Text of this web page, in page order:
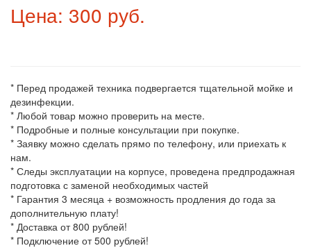
Цена: 300 руб.
* Перед продажей техника подвергается тщательной мойке и
дезинфекции.
* Любой товар можно проверить на месте.
* Подробные и полные консультации при покупке.
* Заявку можно сделать прямо по телефону, или приехать к
нам.
* Следы эксплуатации на корпусе, проведена предпродажная
подготовка с заменой необходимых частей
* Гарантия 3 месяца + возможность продления до года за
дополнительную плату!
* Доставка от 800 рублей!
* Подключение от 500 рублей!